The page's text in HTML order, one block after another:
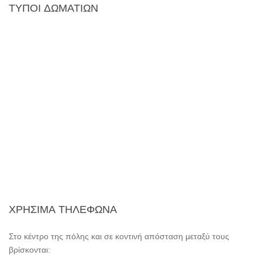
ΤΥΠΟΊ ΔΩΜΑΤΊΩΝ
ΧΡΉΣΙΜΑ ΤΗΛΈΦΩΝΑ
Στο κέντρο της πόλης και σε κοντινή απόσταση μεταξύ τους
βρίσκονται: